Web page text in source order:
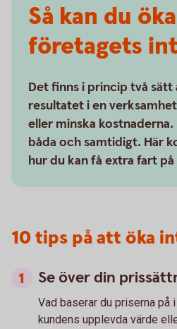
Så kan du öka
företagets
Det finns i princip två
resultatet i en
eller minska
båda och samtidigt. Här
hur du kan få extra fart
10 tips på att öka
Se över din
Vad baserar du priserna på
kundens upplevda värde